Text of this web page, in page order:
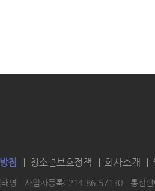
침 청소년보호정책 회사소개
영 사업자등록: 214-86-57130 통신